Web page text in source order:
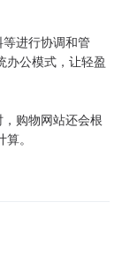
进行协调和管
办公模式，让轻盈
购物网站还会根
。